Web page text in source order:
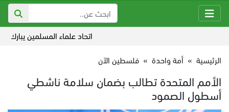
اتحاد علماء المسلمين يبارك
الرئيسية » أمة واحدة » فلسطين الآن
الأمم المتحدة تطالب بضمان سلامة ناشطي
أسطول الصمود